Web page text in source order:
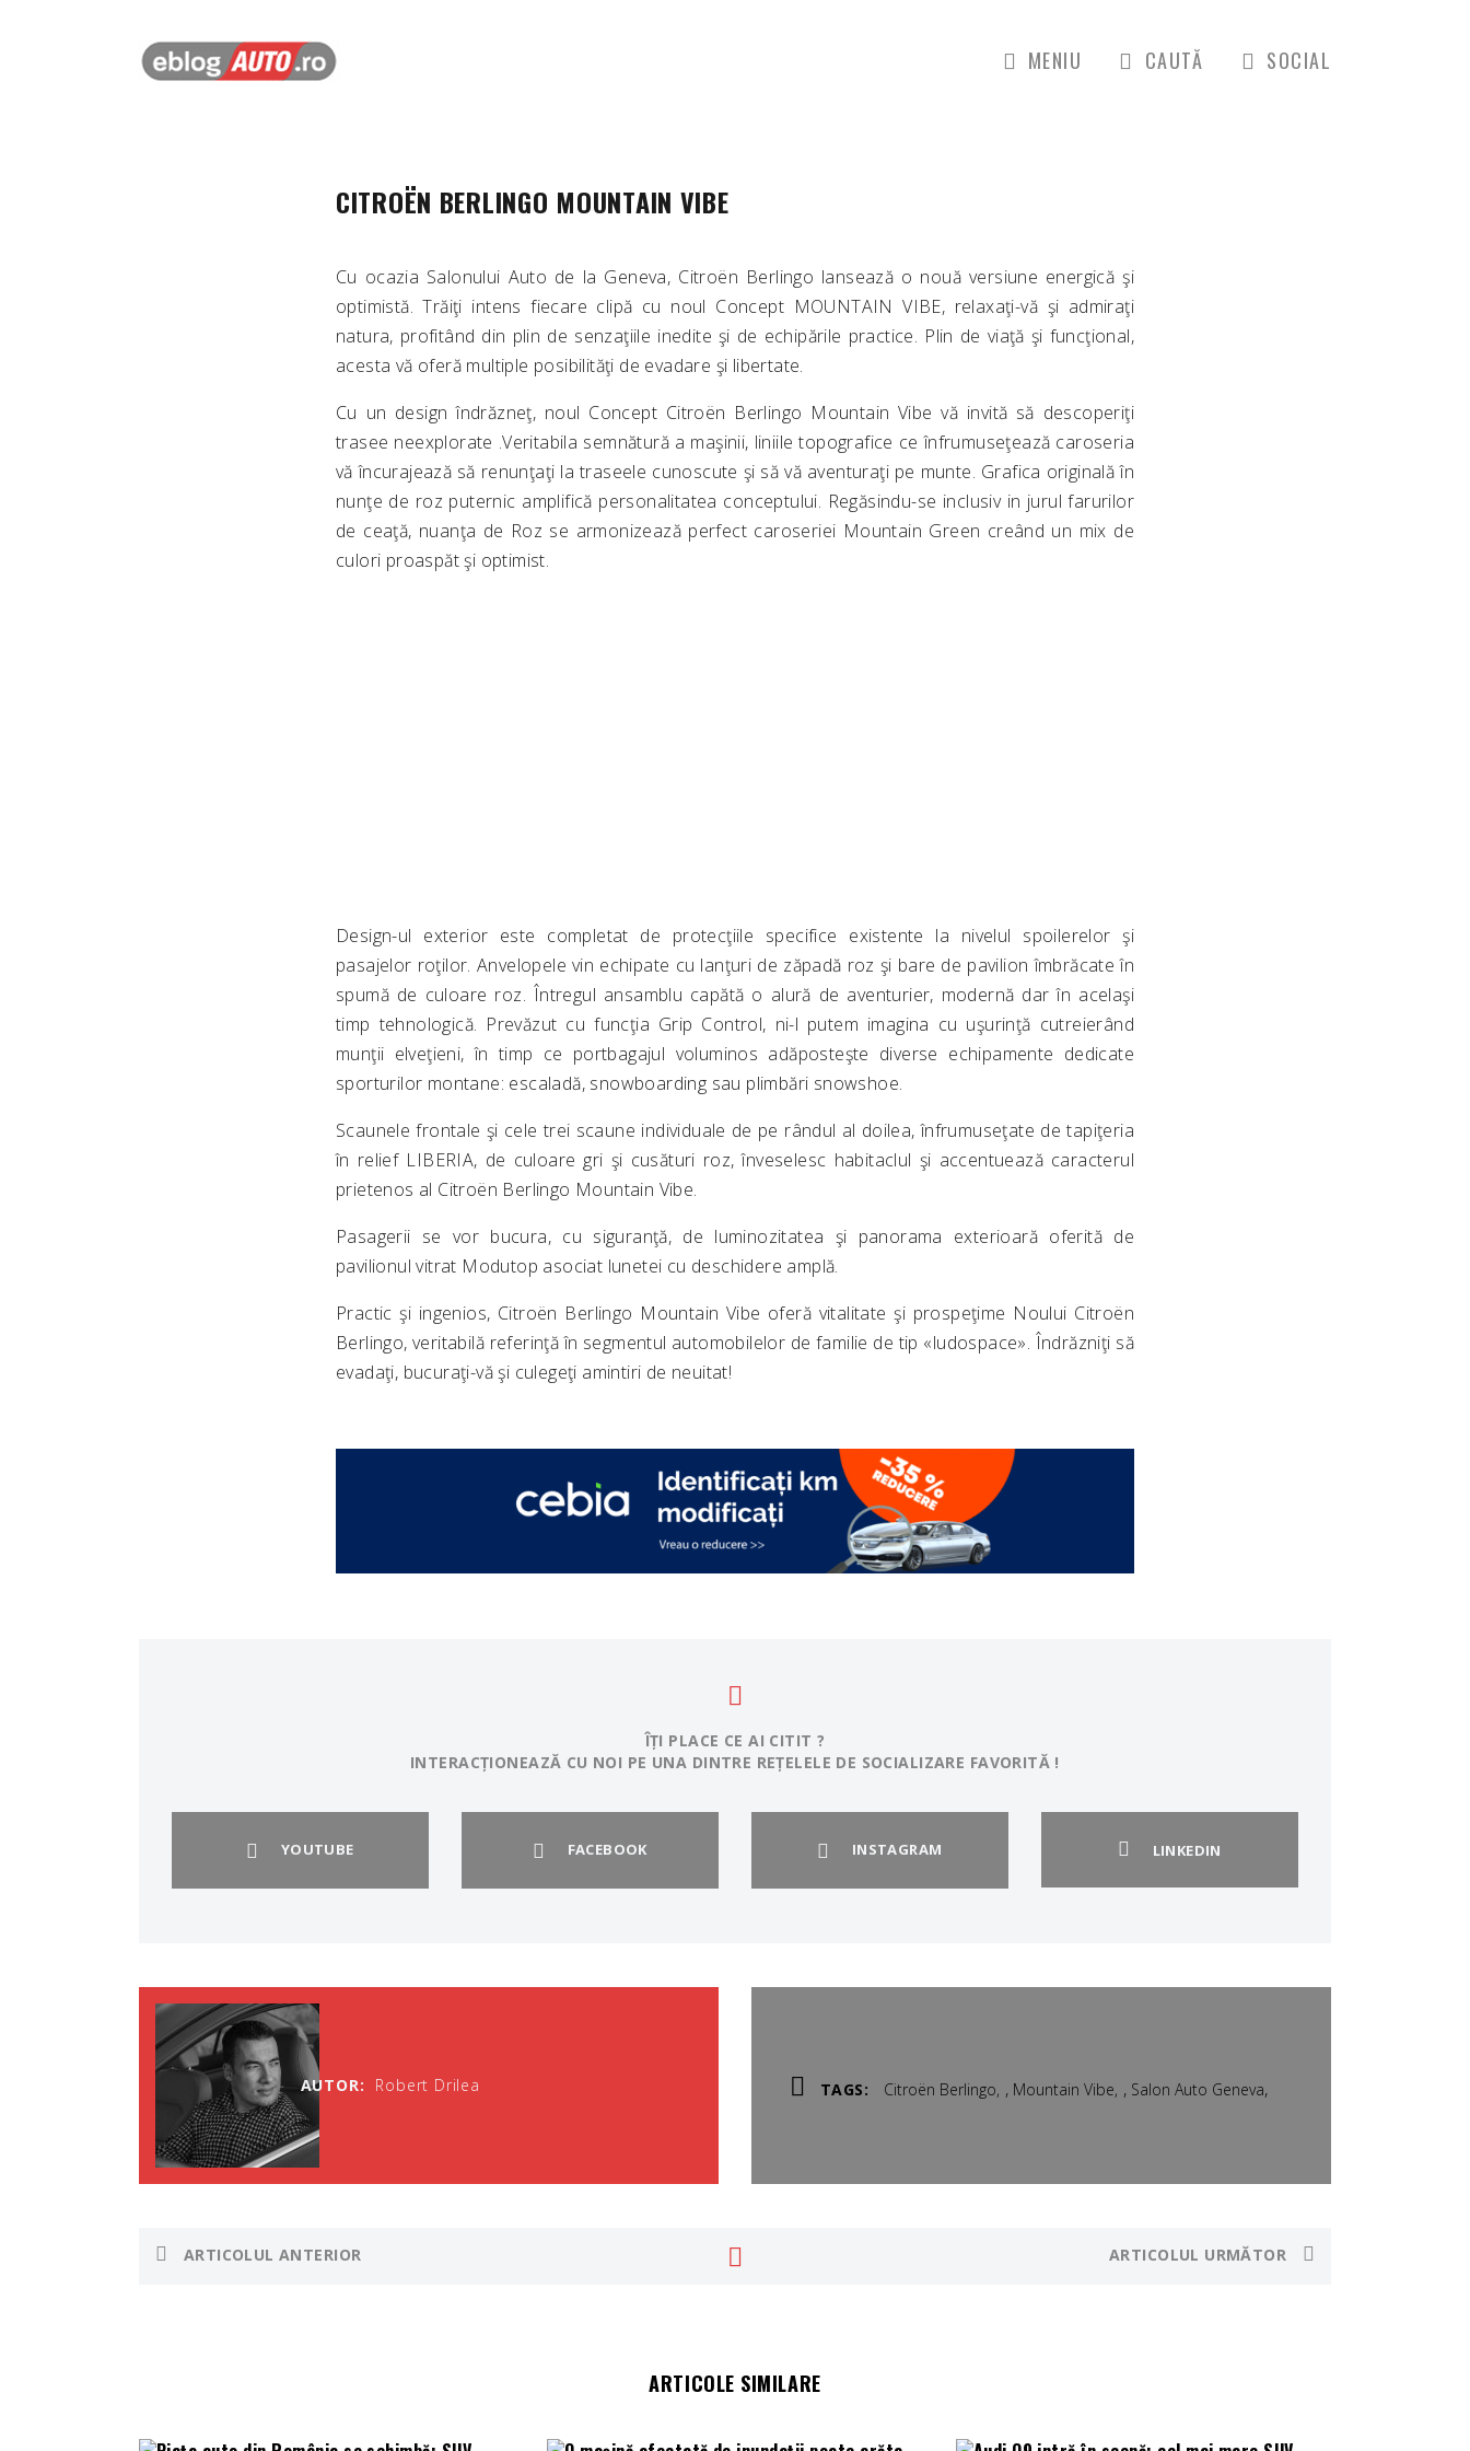
MENIU CAUTĂ SOCIAL
CITROËN BERLINGO MOUNTAIN VIBE
Cu ocazia Salonului Auto de la Geneva, Citroën Berlingo lansează o nouă versiune energică şi
optimistă. Trăiţi intens fiecare clipă cu noul Concept MOUNTAIN VIBE, relaxaţi-vă şi admiraţi
natura, profitând din plin de senzaţiile inedite şi de echipările practice. Plin de viaţă şi funcţional,
acesta vă oferă multiple posibilităţi de evadare şi libertate.
Cu un design îndrăzneţ, noul Concept Citroën Berlingo Mountain Vibe vă invită să descoperiţi
trasee neexplorate .Veritabila semnătură a maşinii, liniile topografice ce înfrumuseţează caroseria
vă încurajează să renunţaţi la traseele cunoscute şi să vă aventuraţi pe munte. Grafica originală în
nunţe de roz puternic amplifică personalitatea conceptului. Regăsindu-se inclusiv in jurul farurilor
de ceaţă, nuanţa de Roz se armonizează perfect caroseriei Mountain Green creând un mix de
culori proaspăt şi optimist.
Design-ul exterior este completat de protecţiile specifice existente la nivelul spoilerelor şi
pasajelor roţilor. Anvelopele vin echipate cu lanţuri de zăpadă roz şi bare de pavilion îmbrăcate în
spumă de culoare roz. Întregul ansamblu capătă o alură de aventurier, modernă dar în acelaşi
timp tehnologică. Prevăzut cu funcţia Grip Control, ni-l putem imagina cu uşurinţă cutreierând
munţii elveţieni, în timp ce portbagajul voluminos adăposteşte diverse echipamente dedicate
sporturilor montane: escaladă, snowboarding sau plimbări snowshoe.
Scaunele frontale şi cele trei scaune individuale de pe rândul al doilea, înfrumuseţate de tapiţeria
în relief LIBERIA, de culoare gri şi cusături roz, înveselesc habitaclul şi accentuează caracterul
prietenos al Citroën Berlingo Mountain Vibe.
Pasagerii se vor bucura, cu siguranţă, de luminozitatea şi panorama exterioară oferită de
pavilionul vitrat Modutop asociat lunetei cu deschidere amplă.
Practic şi ingenios, Citroën Berlingo Mountain Vibe oferă vitalitate şi prospeţime Noului Citroën
Berlingo, veritabilă referinţă în segmentul automobilelor de familie de tip «ludospace». Îndrăzniţi să
evadaţi, bucuraţi-vă şi culegeţi amintiri de neuitat!
ÎȚI PLACE CE AI CITIT ?
INTERACȚIONEAZĂ CU NOI PE UNA DINTRE REȚELELE DE SOCIALIZARE FAVORITĂ !
YOUTUBE FACEBOOK INSTAGRAM LINKEDIN
AUTOR: Robert Drilea TAGS: Citroën Berlingo , Mountain Vibe , Salon Auto Geneva,
ARTICOLUL ANTERIOR ARTICOLUL URMĂTOR
ARTICOLE SIMILARE